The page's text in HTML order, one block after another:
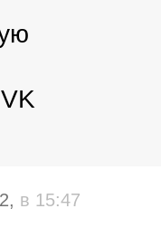
в 15:47